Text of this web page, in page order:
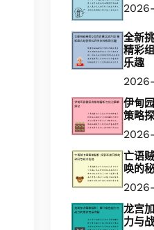
全新
精彩
乐趣
伊甸
策略
亡语
唤的
龙宫
力与